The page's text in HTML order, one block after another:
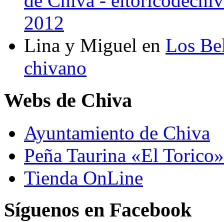
2012
Lina y Miguel en Los
chivano
Webs de Chiva
Ayuntamiento de Chiva
Peña Taurina «El Torico»
Tienda OnLine
Síguenos en Facebook